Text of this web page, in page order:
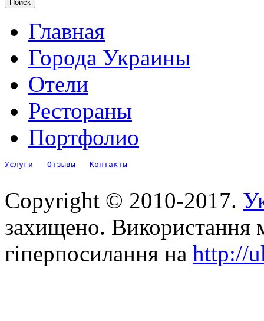
Главная
Города Украины
Отели
Рестораны
Портфолио
Услуги Отзывы Контакты
Copyright © 2010-2017.
захищено. Використання
гіперпосилання на http://